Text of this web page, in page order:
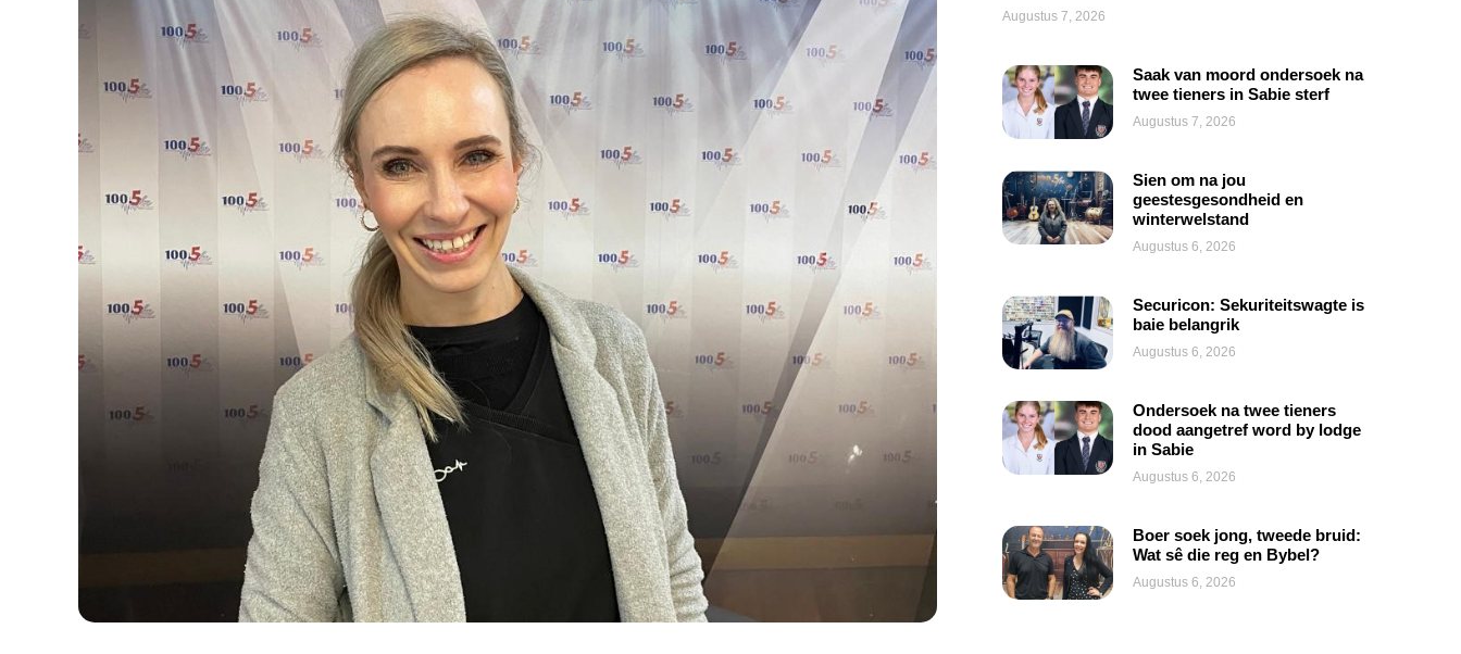
Augustus 7, 2026
Saak van moord ondersoek na
twee tieners in Sabie sterf
Augustus 7, 2026
Sien om na jou
geestesgesondheid en
winterwelstand
Augustus 6, 2026
Securicon: Sekuriteitswagte is
baie belangrik
Augustus 6, 2026
Ondersoek na twee tieners
dood aangetref word by lodge
in Sabie
Augustus 6, 2026
Boer soek jong, tweede bruid:
Wat sê die reg en Bybel?
Augustus 6, 2026